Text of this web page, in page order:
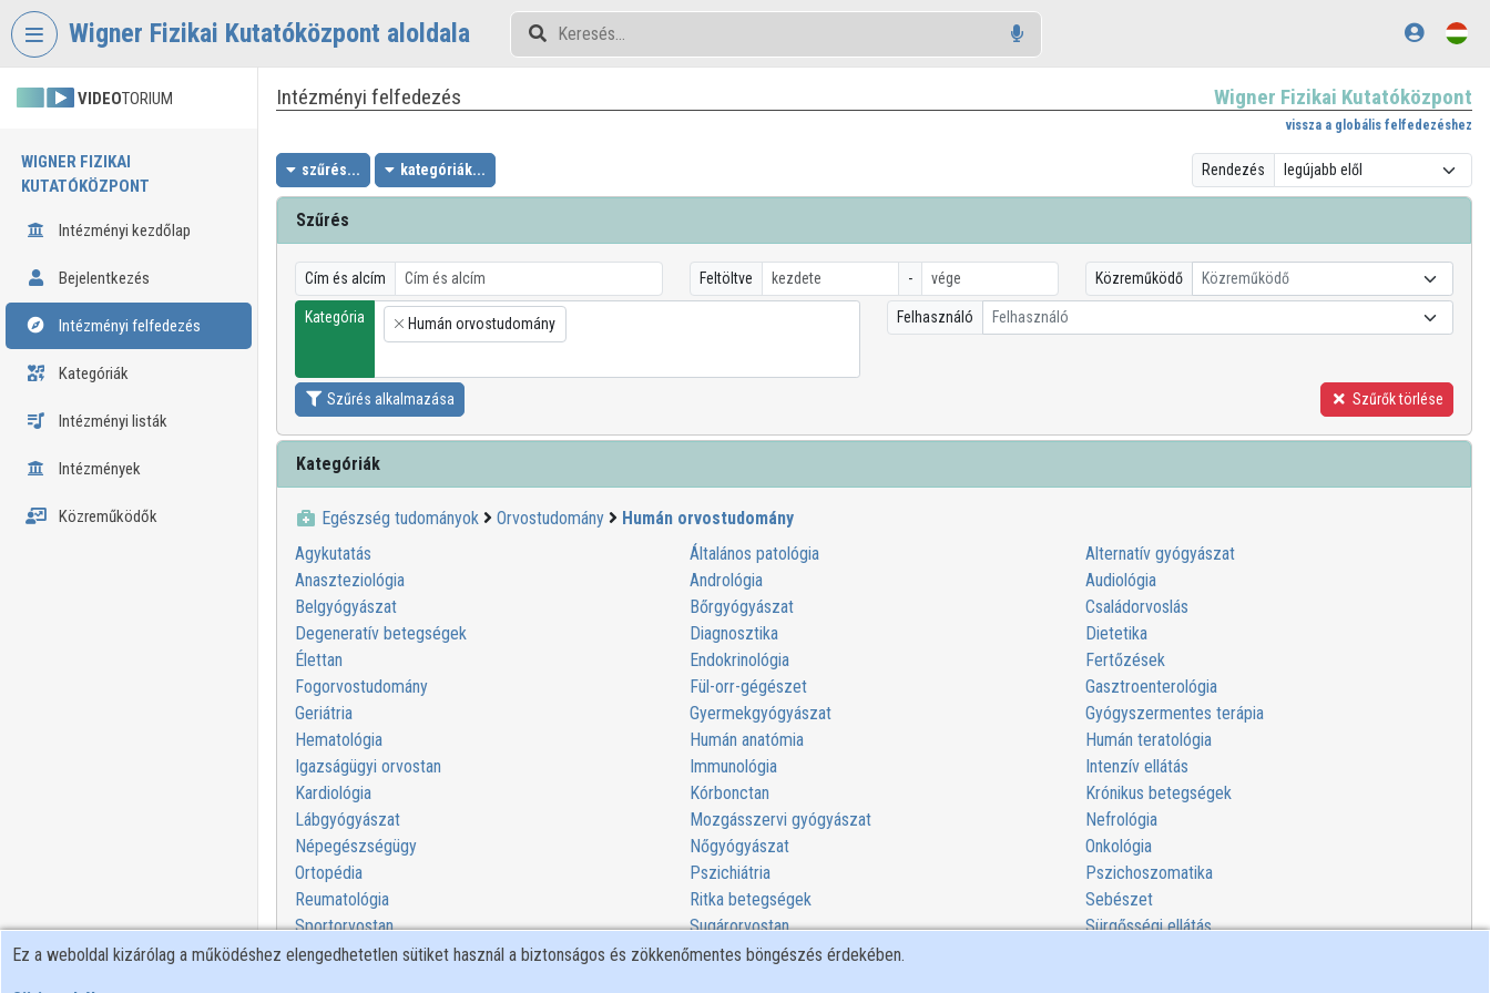
Fejléc kihagyása
Wigner Fizikai Kutatóközpont aloldala
VIDEOTORIUM
WIGNER FIZIKAI
KUTATÓKÖZPONT
Intézményi kezdőlap
Bejelentkezés
Intézményi felfedezés
Kategóriák
Intézményi listák
Intézmények
Közreműködők
Intézményi felfedezés Wigner Fizikai Kutatóközpont
vissza a globális felfedezéshez
szűrés... kategóriák... Rendezés
Szűrés
Cím és alcím Feltöltve - Közreműködő Közreműködő
Kategória
×
Humán orvostudomány Felhasználó Felhasználó
Szűrés alkalmazása Szűrők törlése
Kategóriák
Egészség tudományok Orvostudomány
Humán orvostudomány
Agykutatás
Általános patológia
Alternatív gyógyászat
Anaszteziológia
Andrológia
Audiológia
Belgyógyászat
Bőrgyógyászat
Családorvoslás
Degeneratív betegségek
Diagnosztika
Dietetika
Élettan
Endokrinológia
Fertőzések
Fogorvostudomány
Fül-orr-gégészet
Gasztroenterológia
Geriátria
Gyermekgyógyászat
Gyógyszermentes terápia
Hematológia
Humán anatómia
Humán teratológia
Igazságügyi orvostan
Immunológia
Intenzív ellátás
Kardiológia
Kórbonctan
Krónikus betegségek
Lábgyógyászat
Mozgásszervi gyógyászat
Nefrológia
Népegészségügy
Nőgyógyászat
Onkológia
Ortopédia
Pszichiátria
Pszichoszomatika
Reumatológia
Ritka betegségek
Sebészet
Sportorvostan
Sugárorvostan
Sürgősségi ellátás
Szájsebészet
Szemészet
Ez a weboldal kizárólag a működéshez elengedhetetlen sütiket használ a biztonságos és zökkenőmentes böngészés érdekében.